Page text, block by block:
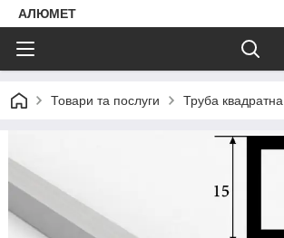
АЛЮМЕТ
Товари та послуги Труба квадратна